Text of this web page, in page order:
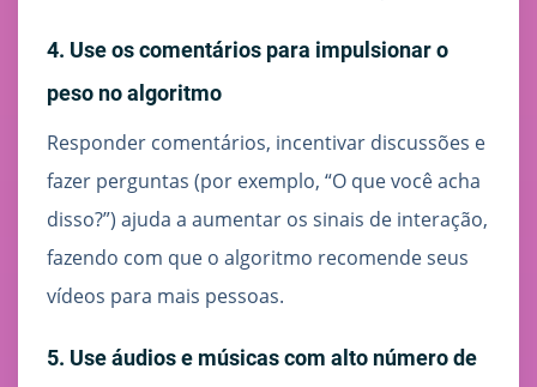
4. Use os comentários para impulsionar o
peso no algoritmo
Responder comentários, incentivar discussões e
fazer perguntas (por exemplo, “O que você acha
disso?”) ajuda a aumentar os sinais de interação,
fazendo com que o algoritmo recomende seus
vídeos para mais pessoas.
5. Use áudios e músicas com alto número de